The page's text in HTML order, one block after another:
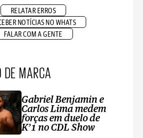
RELATAR ERROS
NOTÍCIAS NO WHATS
FALAR COM A GENTE
DE MARCA
Gabriel Benjamin e
Carlos Lima medem
forças em duelo de
K’1 no CDL Show